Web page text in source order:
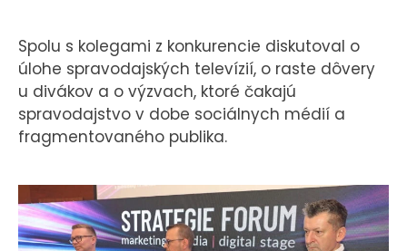
Spolu s kolegami z konkurencie diskutoval o
úlohe spravodajských televízií, o raste dôvery
u divákov a o výzvach, ktoré čakajú
spravodajstvo v dobe sociálnych médií a
fragmentovaného publika.